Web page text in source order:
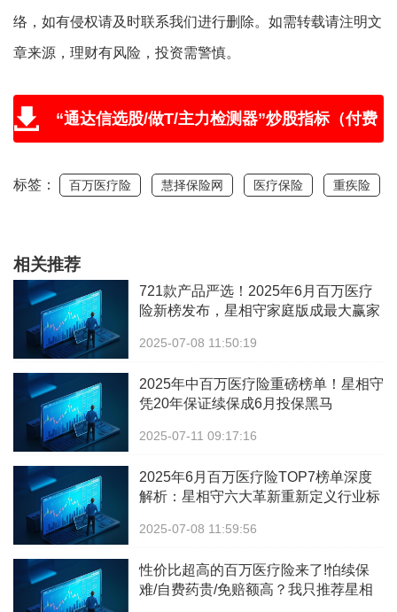
络，如有侵权请及时联系我们进行删除。如需转载请注明文
章来源，理财有风险，投资需警慎。
“通达信选股/做T/主力检测器”炒股指标（付费
标签： 百万医疗险 慧择保险网 医疗保险 重疾险
相关推荐
721款产品严选！2025年6月百万医疗
险新榜发布，星相守家庭版成最大赢家
2025-07-08 11:50:19
2025年中百万医疗险重磅榜单！星相守
凭20年保证续保成6月投保黑马
2025-07-11 09:17:16
2025年6月百万医疗险TOP7榜单深度
解析：星相守六大革新重新定义行业标
2025-07-08 11:59:56
性价比超高的百万医疗险来了!怕续保
难/自费药贵/免赔额高？我只推荐星相